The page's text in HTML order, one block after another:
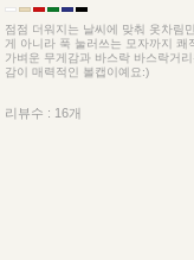
점점 더워지는 날씨에 맞춰 옷차림
게 아니라 푹 눌러쓰는 모자까지 쾌
가벼운 무게감과 바스락 바스락거
감이 매력적인 볼캡이예요:)
리뷰수 : 16개